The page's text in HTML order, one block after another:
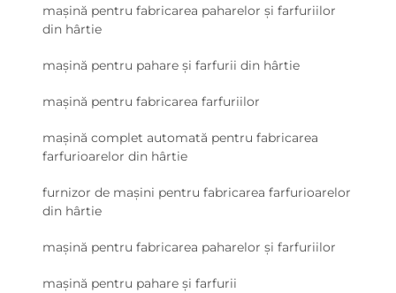
mașină pentru fabricarea paharelor și farfuriilor
din hârtie
mașină pentru pahare și farfurii din hârtie
mașină pentru fabricarea farfuriilor
mașină complet automată pentru fabricarea
farfurioarelor din hârtie
furnizor de mașini pentru fabricarea farfurioarelor
din hârtie
mașină pentru fabricarea paharelor și farfuriilor
mașină pentru pahare și farfurii